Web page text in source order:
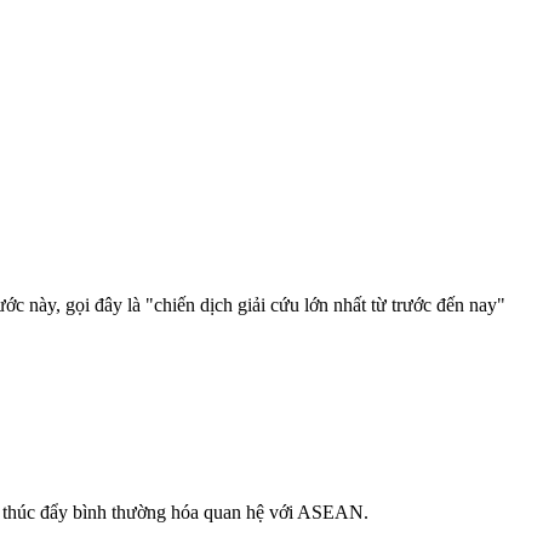
này, gọi đây là "chiến dịch giải cứu lớn nhất từ trước đến nay"
đẩy bình thường hóa quan hệ với ASEAN.